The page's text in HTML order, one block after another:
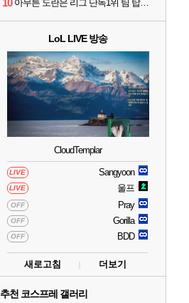
10 아무튼 도란은 리그 단독1위 팀 탑솔러라는거임
LoL LIVE 방송
CloudTemplar
LIVE Sangyoon
LIVE 울프
OFF Pray
OFF Gorilla
OFF BDD
새로고침 더보기
추천 코스프레 갤러리